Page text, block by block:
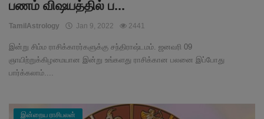
பணம் விஷயத்தில் ப...
TamilAstrology Jan 9, 2022 2441
இன்று சிம்ம ராசிக்காரர்களுக்கு சந்திராஷ்டமம். ஜனவரி 09
ஞாயிற்றுக்கிழமையான இன்று உங்களது ராசிக்கான பலனை இப்போது
பார்க்கலாம்....
இன்றைய ராசிபலன்